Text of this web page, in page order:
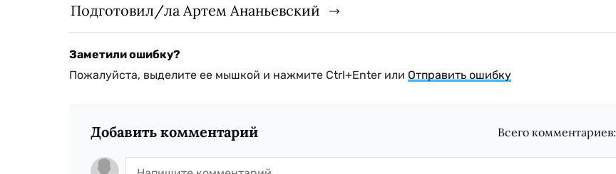
Подготовил/ла Артем Ананьевский
Заметили ошибку?
Пожалуйста, выделите ее мышкой и нажмите Ctrl+Enter или Отправить ошибку
Добавить комментарий Всего комментариев: